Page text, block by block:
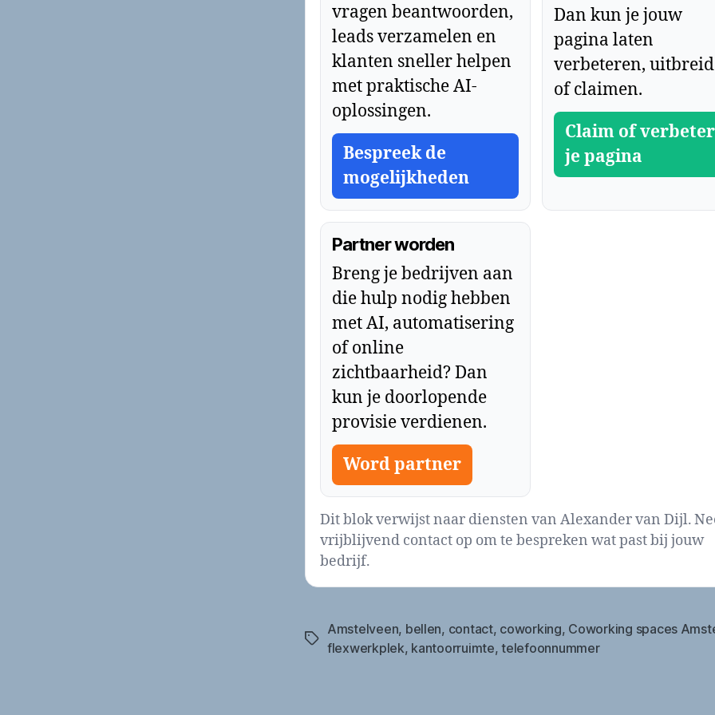
vragen beantwoorden,
leads verzamelen en
klanten sneller helpen
met praktische AI-
oplossingen.
Bespreek de
mogelijkheden
Dan kun je jouw
pagina laten
verbeteren,
of claimen.
Claim of verbeter
je pagina
Partner worden
Breng je bedrijven aan
die hulp nodig hebben
met AI, automatisering
of online
zichtbaarheid? Dan
kun je doorlopende
provisie verdienen.
Word partner
Dit blok verwijst naar diensten van Alexander van Dijl.
vrijblijvend contact op om te bespreken wat past bij jouw
bedrijf.
Tags
Amstelveen, bellen, contact, coworking, Coworking spaces
flexwerkplek, kantoorruimte,telefoonnummer